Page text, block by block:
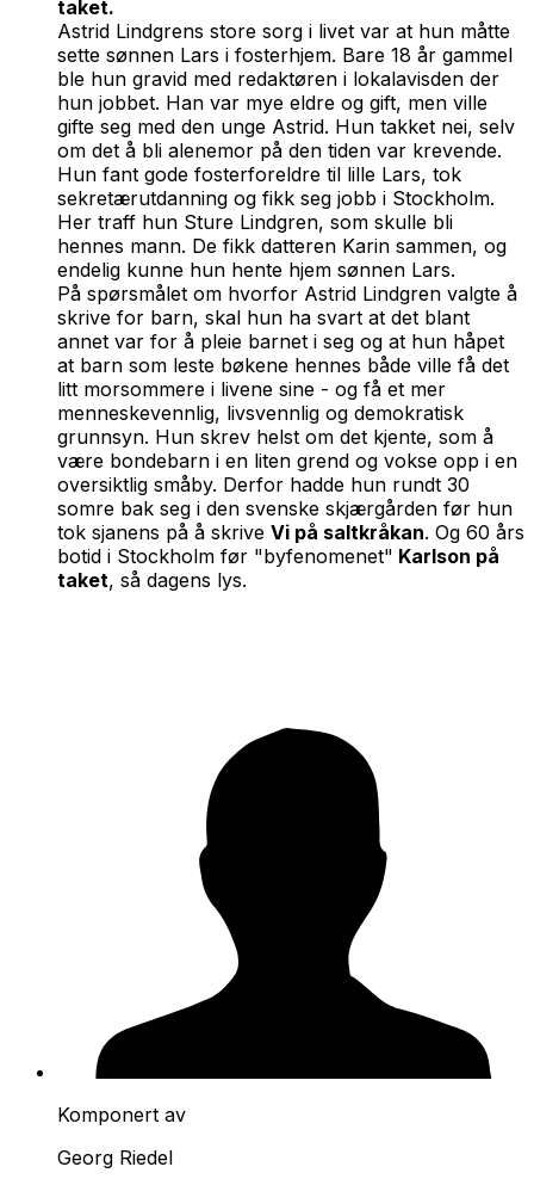
taket.
Astrid Lindgrens store sorg i livet var at hun måtte
sette sønnen Lars i fosterhjem. Bare 18 år gammel
ble hun gravid med redaktøren i lokalavisden der
hun jobbet. Han var mye eldre og gift, men ville
gifte seg med den unge Astrid. Hun takket nei, selv
om det å bli alenemor på den tiden var krevende.
Hun fant gode fosterforeldre til lille Lars, tok
sekretærutdanning og fikk seg jobb i Stockholm.
Her traff hun Sture Lindgren, som skulle bli
hennes mann. De fikk datteren Karin sammen, og
endelig kunne hun hente hjem sønnen Lars.
På spørsmålet om hvorfor Astrid Lindgren valgte å
skrive for barn, skal hun ha svart at det blant
annet var for å pleie barnet i seg og at hun håpet
at barn som leste bøkene hennes både ville få det
litt morsommere i livene sine - og få et mer
menneskevennlig, livsvennlig og demokratisk
grunnsyn. Hun skrev helst om det kjente, som å
være bondebarn i en liten grend og vokse opp i en
oversiktlig småby. Derfor hadde hun rundt 30
somre bak seg i den svenske skjærgården før hun
tok sjanens på å skrive Vi på saltkråkan. Og 60 års
botid i Stockholm før "byfenomenet" Karlson på
taket, så dagens lys.
Komponert av
Georg Riedel